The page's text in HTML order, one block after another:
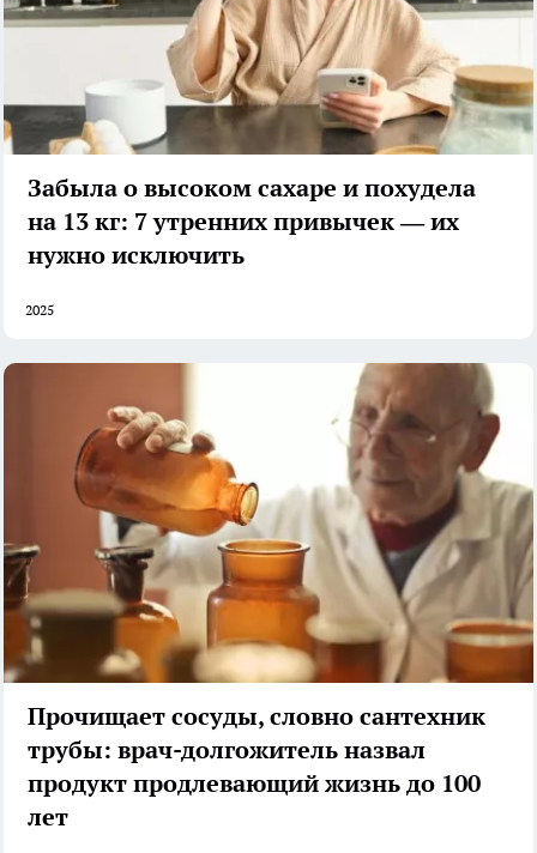
Забыла о высоком сахаре и похудела
на 13 кг: 7 утренних привычек — их
нужно исключить
2025
Прочищает сосуды, словно сантехник
трубы: врач-долгожитель назвал
продукт продлевающий жизнь до 100
лет